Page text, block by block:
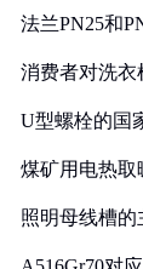
法兰PN25和
消费者对洗衣
U型螺栓的国
煤矿用电热取
照明母线槽的